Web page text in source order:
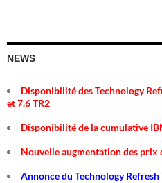
NEWS
Disponibilité des Technology
et 7.6 TR2
Disponibilité de la cumulative
Nouvelle augmentation des prix
Annonce du Technology Refresh